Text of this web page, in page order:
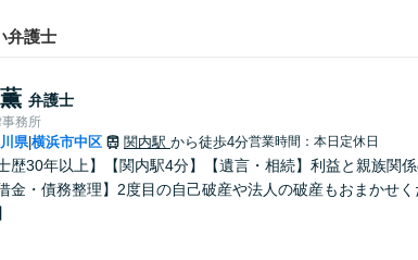
弁護士
弁護士
務所
県|横浜市中区 関内駅 から徒歩4分営業時間：本日定休日
士歴30年以上】【関内駅4分】【遺言・相続】利益と親族関
金・債務整理】2度目の自己破産や法人の破産もおまかせ